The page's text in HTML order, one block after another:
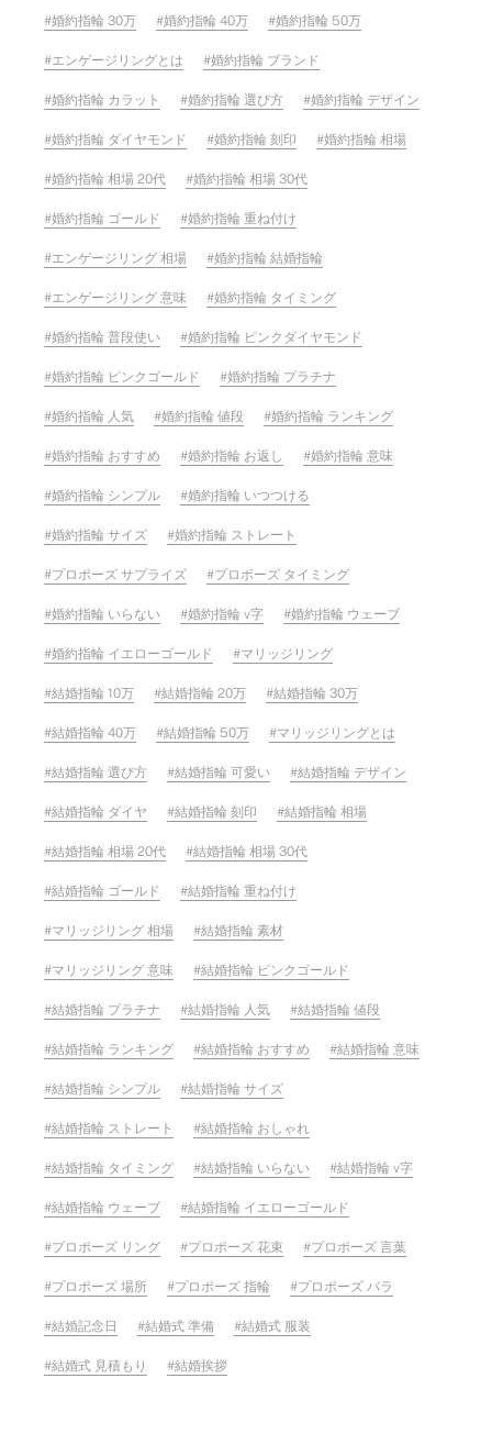
婚約指輪 30万 婚約指輪 40万 婚約指輪 50万
エンゲージリングとは 婚約指輪 ブランド
婚約指輪 カラット 婚約指輪 選び方 婚約指輪 デザイン
婚約指輪 ダイヤモンド 婚約指輪 刻印 婚約指輪 相場
婚約指輪 相場 20代 婚約指輪 相場 30代
婚約指輪 ゴールド 婚約指輪 重ね付け
エンゲージリング 相場 婚約指輪 結婚指輪
エンゲージリング 意味 婚約指輪 タイミング
婚約指輪 普段使い 婚約指輪 ピンクダイヤモンド
婚約指輪 ピンクゴールド 婚約指輪 プラチナ
婚約指輪 人気 婚約指輪 値段 婚約指輪 ランキング
婚約指輪 おすすめ 婚約指輪 お返し 婚約指輪 意味
婚約指輪 シンプル 婚約指輪 いつつける
婚約指輪 サイズ 婚約指輪 ストレート
プロポーズ サプライズ プロポーズ タイミング
婚約指輪 いらない 婚約指輪 v字 婚約指輪 ウェーブ
婚約指輪 イエローゴールド マリッジリング
結婚指輪 10万 結婚指輪 20万 結婚指輪 30万
結婚指輪 40万 結婚指輪 50万 マリッジリングとは
結婚指輪 選び方 結婚指輪 可愛い 結婚指輪 デザイン
結婚指輪 ダイヤ 結婚指輪 刻印 結婚指輪 相場
結婚指輪 相場 20代 結婚指輪 相場 30代
結婚指輪 ゴールド 結婚指輪 重ね付け
マリッジリング 相場 結婚指輪 素材
マリッジリング 意味 結婚指輪 ピンクゴールド
結婚指輪 プラチナ 結婚指輪 人気 結婚指輪 値段
結婚指輪 ランキング 結婚指輪 おすすめ 結婚指輪 意味
結婚指輪 シンプル 結婚指輪 サイズ
結婚指輪 ストレート 結婚指輪 おしゃれ
結婚指輪 タイミング 結婚指輪 いらない 結婚指輪 v字
結婚指輪 ウェーブ 結婚指輪 イエローゴールド
プロポーズ リング プロポーズ 花束 プロポーズ 言葉
プロポーズ 場所 プロポーズ 指輪 プロポーズ バラ
結婚記念日 結婚式 準備 結婚式 服装
結婚式 見積もり 結婚挨拶